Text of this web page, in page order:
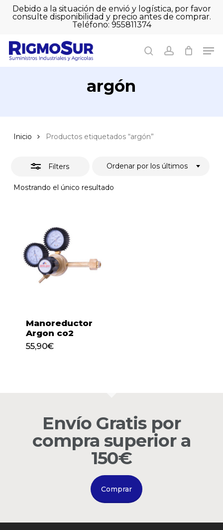
SkipDebido a la situación de envió y logística, por favor
consulte disponibilidad y precio antes de comprar.
Teléfono: 955811374
searchaccount
Cart Close
carrito.
Go to shop
argón
Inicio Productos etiquetados “argón”
Filters
Mostrando el único resultado
Ordenar por los últimos
Close
Manoreductor
Argon co2
55,90€
55,90
Envío Gratis por
compra superior a
150€
Comprar